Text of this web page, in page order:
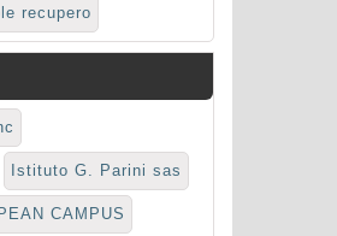
recupero
Istituto G. Parini sas
CAMPUS